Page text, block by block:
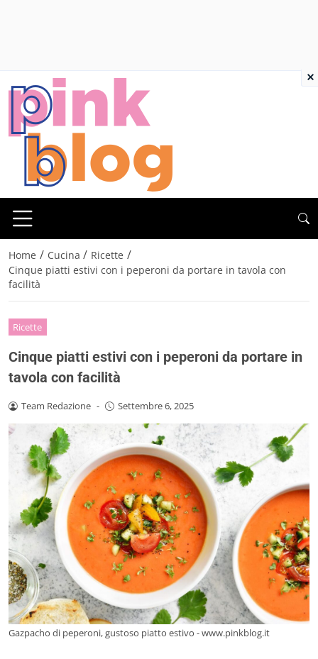
Home / Cucina / Ricette /
Cinque piatti estivi con i peperoni da portare in tavola con
facilità
Ricette
Cinque piatti estivi con i peperoni da portare in
tavola con facilità
Team Redazione - Settembre 6, 2025
Gazpacho di peperoni, gustoso piatto estivo - www.pinkblog.it
×